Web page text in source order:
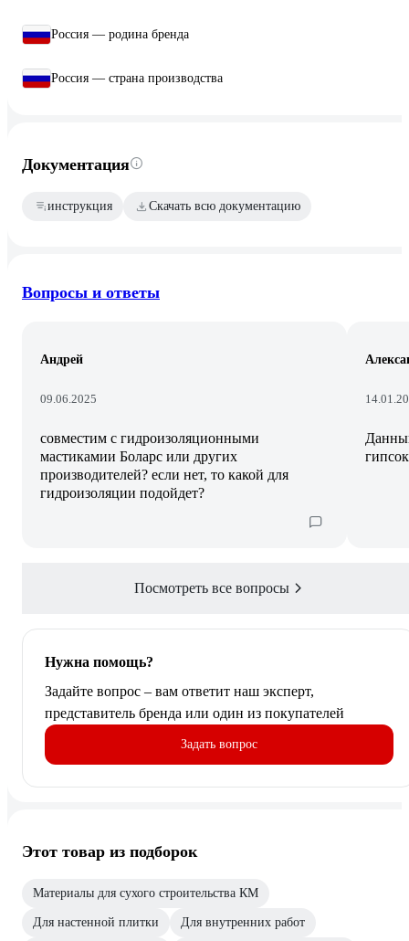
Россия — родина бренда
Россия — страна производства
Документация
инструкция Скачать всю документацию
Вопросы и ответы
Андрей
09.06.2025
совместим с гидроизоляционными
мастикамии Боларс или других
производителей? если нет, то какой для
гидроизоляции подойдет?
Посмотреть все вопросы
Нужна помощь?
Задайте вопрос – вам ответит наш эксперт,
представитель бренда или один из покупателей
Задать вопрос
Этот товар из подборок
Материалы для сухого строительства КМ
Для настенной плитки Для внутренних работ